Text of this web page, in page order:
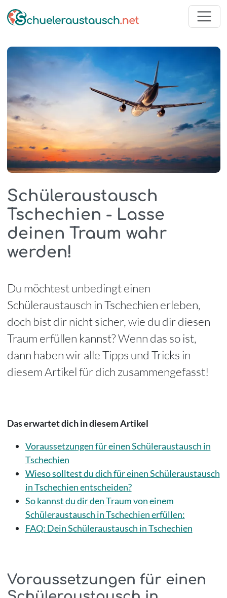
Schüleraustausch
Tschechien - Lasse
deinen Traum wahr
werden!
Du möchtest unbedingt einen
Schüleraustausch in Tschechien erleben,
doch bist dir nicht sicher, wie du dir diesen
Traum erfüllen kannst? Wenn das so ist,
dann haben wir alle Tipps und Tricks in
diesem Artikel für dich zusammengefasst!
Das erwartet dich in diesem Artikel
Voraussetzungen für einen Schüleraustausch in
Tschechien
Wieso solltest du dich für einen Schüleraustausch
in Tschechien entscheiden?
So kannst du dir den Traum von einem
Schüleraustausch in Tschechien erfüllen:
FAQ: Dein Schüleraustausch in Tschechien
Voraussetzungen für einen